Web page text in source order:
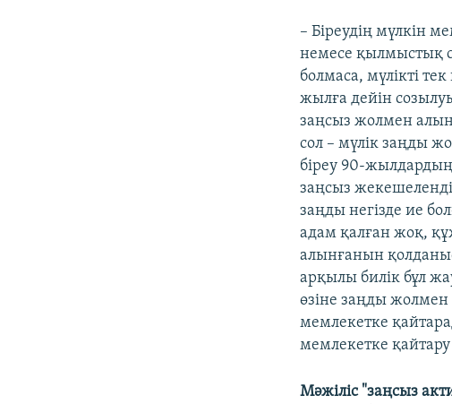
– Біреудің мүлкін
немесе қылмыстық
болмаса, мүлікті
жылға дейін
заңсыз жолмен
сол – мүлік заңды
біреу 90-
заңсыз
заңды негізде ие
адам қалған жоқ,
алынғанын
арқылы билік бұл
өзіне заңды жолмен
мемлекетке
мемлекетке
Мәжіліс "заңсыз